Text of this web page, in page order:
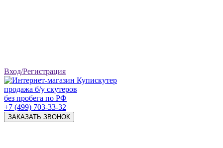
Вход/Регистрация
продажа б/у скутеров
без пробега по РФ
+7 (499) 703-33-32
ЗАКАЗАТЬ ЗВОНОК